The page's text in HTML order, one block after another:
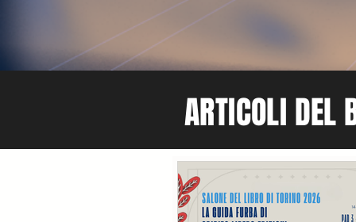
ARTICOLI DEL